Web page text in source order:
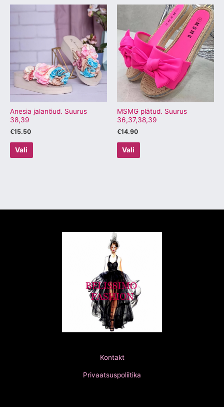
Anesia jalanõud. Suurus
38,39
€15.50
Vali
Sellel
tootel
varianti.
Valikuid
saab
tootelehel.
MSMG plätud. Suurus
36,37,38,39
€14.90
Vali
on
mitu
varianti.
Valikuid
saab
teha
tootelehel.
Kontakt
Privaatsuspoliitika